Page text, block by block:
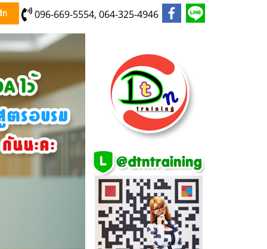
ก 096-669-5554, 064-325-4946